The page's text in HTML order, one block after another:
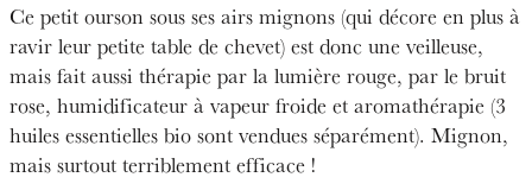
Ce petit ourson sous ses airs mignons (qui décore en plus à
ravir leur petite table de chevet) est donc une veilleuse,
mais fait aussi thérapie par la lumière rouge, par le bruit
rose, humidificateur à vapeur froide et aromathérapie (3
huiles essentielles bio sont vendues séparément). Mignon,
mais surtout terriblement efficace !